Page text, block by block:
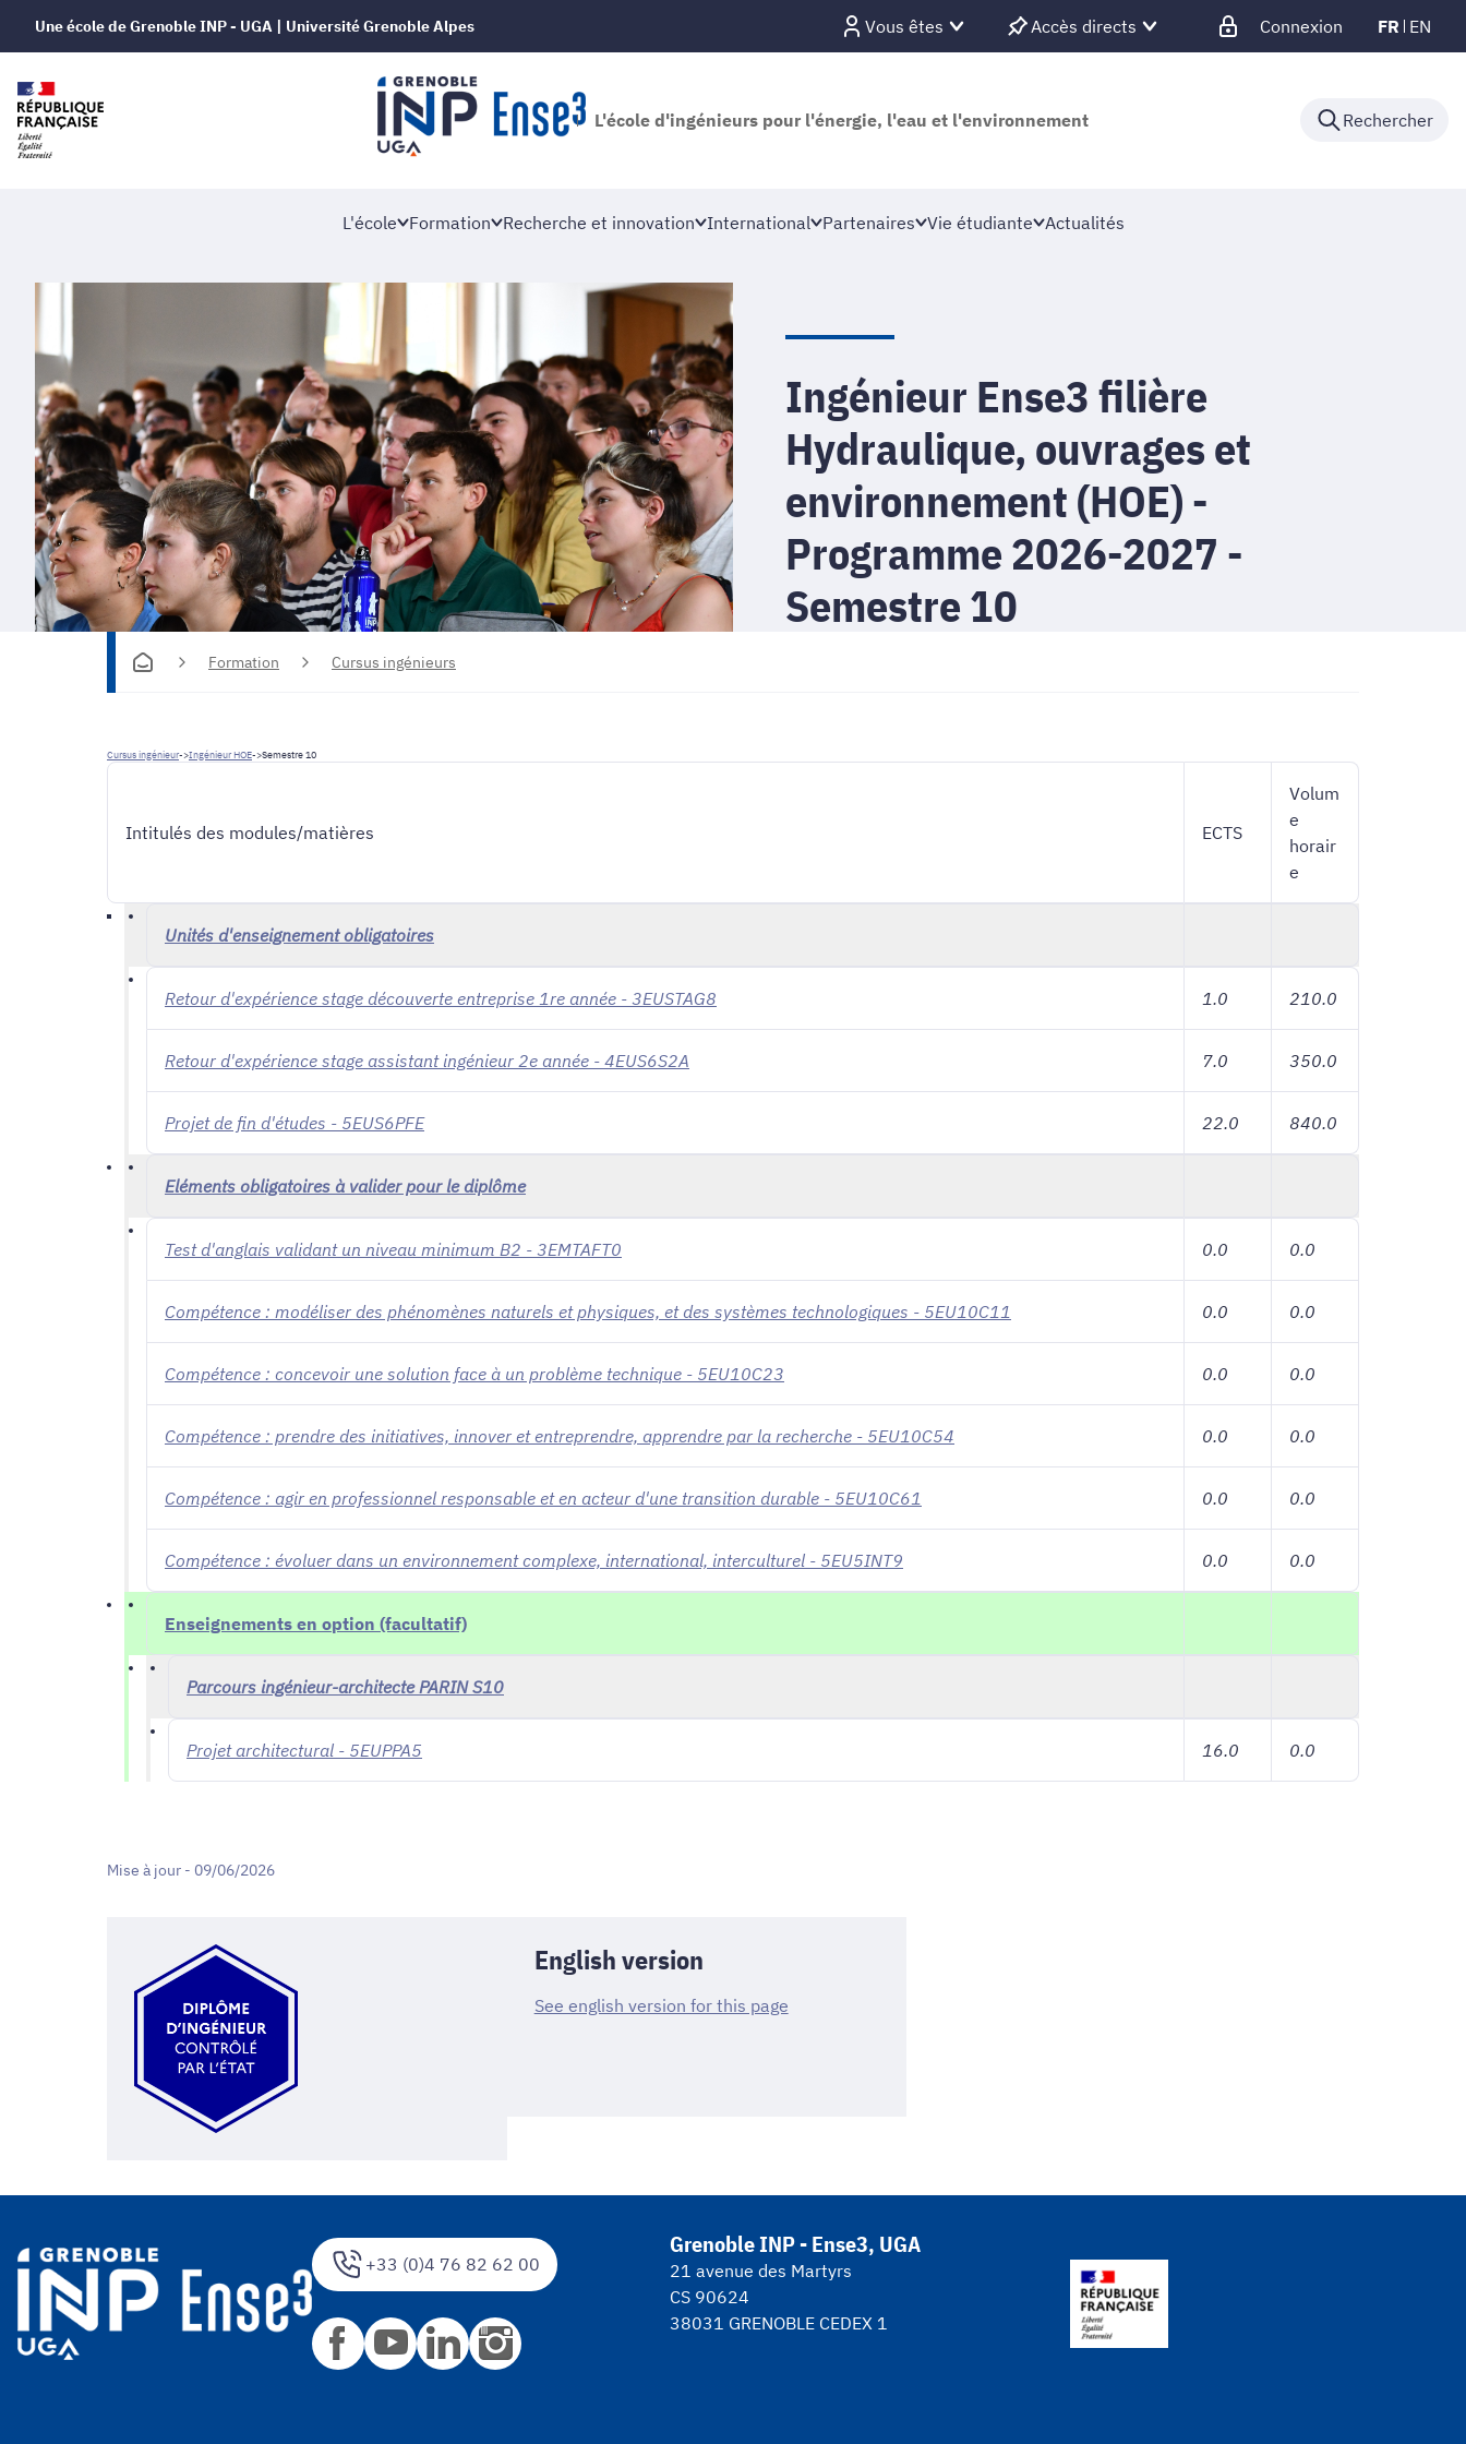
Une école de Grenoble INP - UGA | Université Grenoble Alpes Vous êtes Accès directs Connexion FR EN
L'école d'ingénieurs pour l'énergie, l'eau et l'environnement Rechercher
L'école Formation Recherche et innovation International Partenaires Vie étudiante Actualités
Ingénieur Ense3 filière
Hydraulique, ouvrages et
environnement (HOE) -
Programme 2026-2027 -
Semestre 10
Formation Cursus ingénieurs
Cursus ingénieur->Ingénieur HOE->Semestre 10
Intitulés des modules/matières ECTS
Volum
e
horair
e
Unités d'enseignement obligatoires
Retour d'expérience stage découverte entreprise 1re année - 3EUSTAG8 1.0 210.0
Retour d'expérience stage assistant ingénieur 2e année - 4EUS6S2A 7.0 350.0
Projet de fin d'études - 5EUS6PFE 22.0 840.0
Eléments obligatoires à valider pour le diplôme
Test d'anglais validant un niveau minimum B2 - 3EMTAFT0 0.0 0.0
Compétence : modéliser des phénomènes naturels et physiques, et des systèmes technologiques - 5EU10C11 0.0 0.0
Compétence : concevoir une solution face à un problème technique - 5EU10C23 0.0 0.0
Compétence : prendre des initiatives, innover et entreprendre, apprendre par la recherche - 5EU10C54 0.0 0.0
Compétence : agir en professionnel responsable et en acteur d'une transition durable - 5EU10C61 0.0 0.0
Compétence : évoluer dans un environnement complexe, international, interculturel - 5EU5INT9 0.0 0.0
Enseignements en option (facultatif)
Parcours ingénieur-architecte PARIN S10
Projet architectural - 5EUPPA5 16.0 0.0
Mise à jour - 09/06/2026
English version
See english version for this page
+33 (0)4 76 82 62 00
Grenoble INP - Ense3, UGA
21 avenue des Martyrs
CS 90624
38031 GRENOBLE CEDEX 1